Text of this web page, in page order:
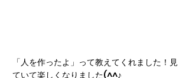
「人を作ったよ」って教えてくれました！見
ていて楽しくなりました(^^♪